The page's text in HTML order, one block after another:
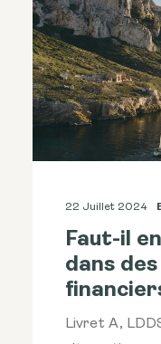
22 Juillet 2024
Faut-il
dans
Livret A,